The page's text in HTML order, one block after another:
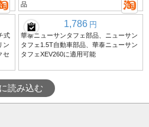
品
式
ン
セ
1,786 円
華泰ニューサンタフェ部品、ニューサン
タフェ1.5T自動車部品、華泰ニューサン
タフェXEV260に適用可能
読み込む